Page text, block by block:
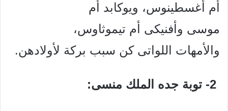
أم أغسطينوس، ويوكابد أم
موسى وأفنيكى أم تيموثاوس،
والأمهات اللواتى كن سبب بركة لأولادهن.